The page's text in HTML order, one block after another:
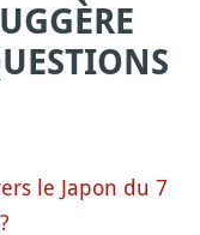
le Japon du 7